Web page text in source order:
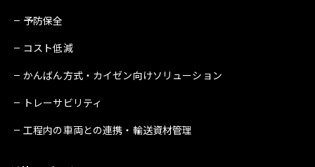
予防保全
コスト低減
かんばん方式・カイゼン向けソリューション
トレーサビリティ
工程内の車両との連携・輸送資材管理